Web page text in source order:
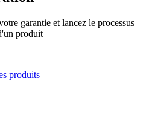
garantie et lancez le processus
produit
produits